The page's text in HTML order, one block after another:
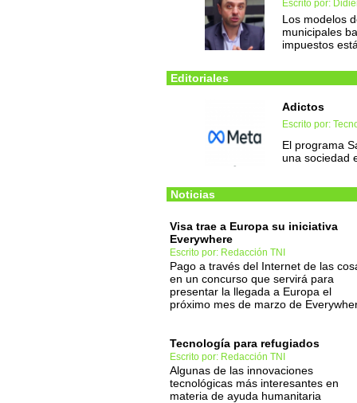
Escrito por:
Los modelos
municipales
impuestos
Editoriales
Adictos
Escrito por:
El programa
una sociedad
Noticias
Visa trae a Europa su iniciativa
Everywhere
Escrito por: Redacción TNI
Pago a través del Internet de las
en un concurso que servirá para
presentar la llegada a Europa el
próximo mes de marzo de
Tecnología para refugiados
Escrito por: Redacción TNI
Algunas de las innovaciones
tecnológicas más interesantes en
materia de ayuda humanitaria